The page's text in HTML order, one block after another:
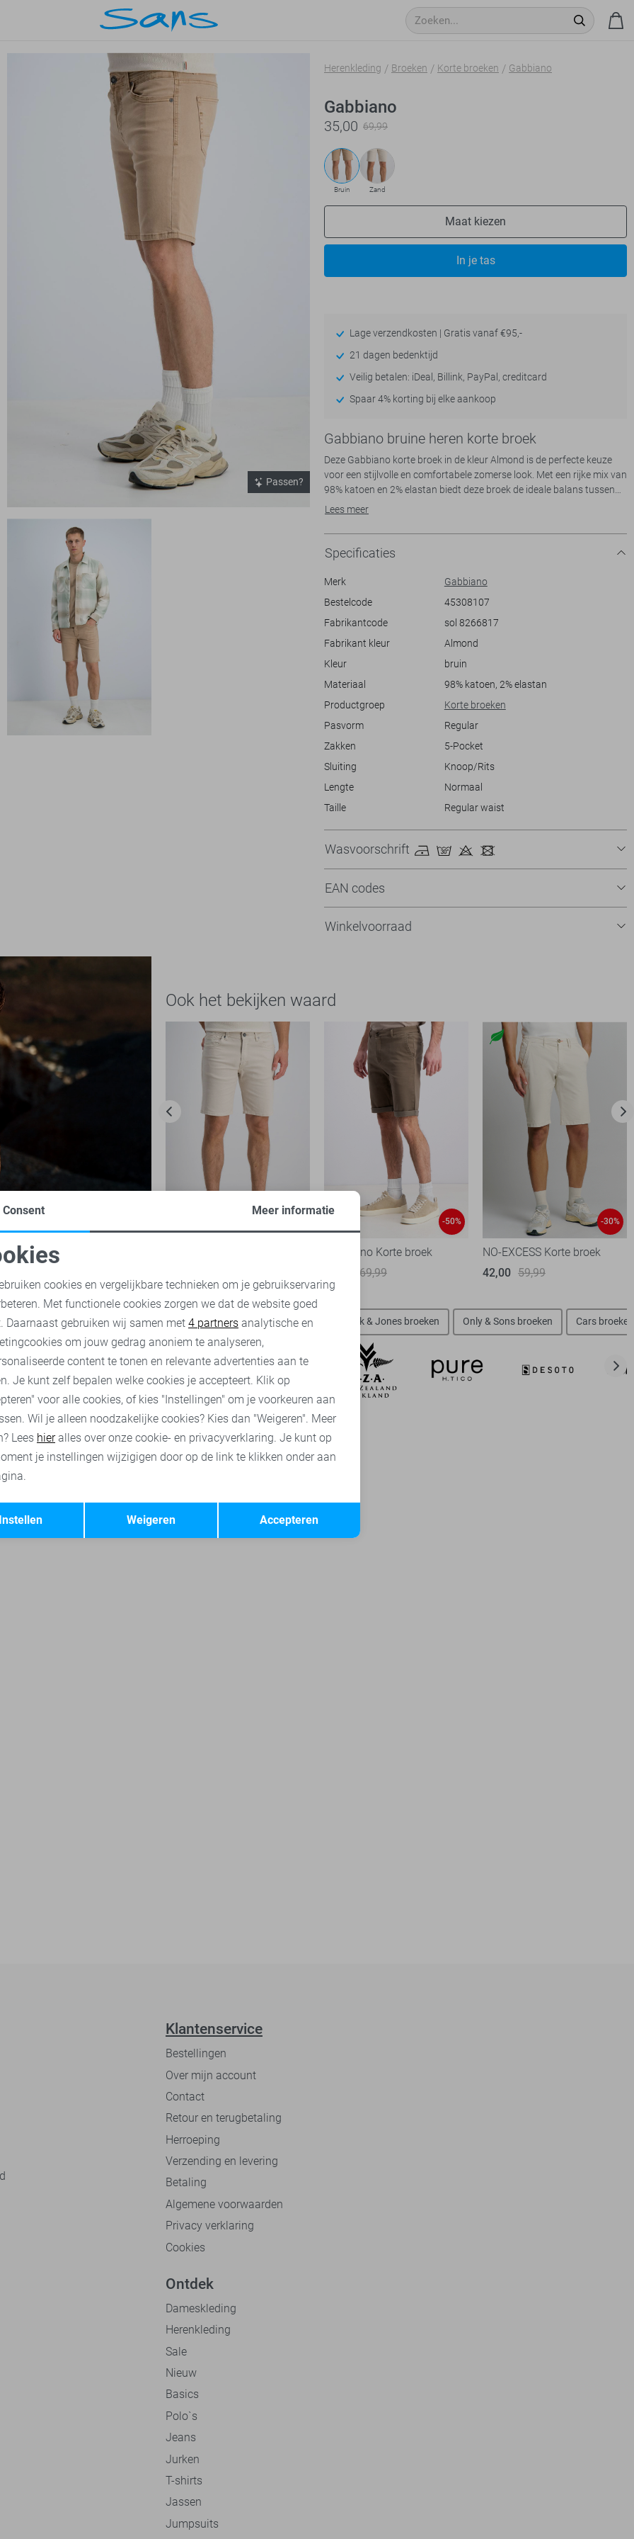
Passen?
Herenkleding Broeken Korte broeken Gabbiano
Gabbiano
35,00 69,99
Bruin Zand
Maat kiezen
In je tas
Lage verzendkosten | Gratis vanaf €95,-
21 dagen bedenktijd
Veilig betalen: iDeal, Billink, PayPal, creditcard
Spaar 4% korting bij elke aankoop
Gabbiano bruine heren korte broek
Deze Gabbiano korte broek in de kleur Almond is de perfecte keuze
voor een stijlvolle en comfortabele zomerse look. Met een rijke mix van
98% katoen en 2% elastan biedt deze broek de ideale balans tussen
comfort en flexibiliteit. De regular fit en regular waist zorgen ervoor
pocketstijl geeft het een klassieke uitstraling en biedt voldoende
ruimte voor je essentials. Met een knoop- en ritssluiting is deze broek
praktisch en gemakkelijk te dragen.
De moderne urban stijl van deze korte broek maakt het veelzijdig
het strand gaat of een barbecue in de tuin hebt, deze broek is een
uitstekende match. Combineer hem met een casual T-shirt of een
lichte blouse voor een complete look. De subtiele almond kleur is
altijd een frisse en eigentijdse outfit hebt.
Lees meer
Specificaties
Merk
Gabbiano
Bestelcode
45308107
Fabrikantcode
sol 8266817
Fabrikant kleur
Almond
Kleur
bruin
Materiaal
98% katoen, 2% elastan
Productgroep
Korte broeken
Pasvorm
Regular
Zakken
5-Pocket
Sluiting
Knoop/Rits
Lengte
Normaal
Taille
Regular waist
Wasvoorschrift
EAN codes
Winkelvoorraad
Ook het bekijken waard
-50%
Gabbiano Korte broek
69,99
-30%
NO-EXCESS Korte broek
42,00 59,99
Gabbiano polo`s Gabbiano broeken Gabbiano korte broeken Jack & Jones broeken Only & Sons broeken Cars broeken
Klantenservice
Bestellingen
Over mijn account
Contact
Retour en terugbetaling
Herroeping
Verzending en levering
Betaling
Algemene voorwaarden
Privacy verklaring
Cookies
Ontdek
Dameskleding
Herenkleding
Sale
Nieuw
Basics
Polo`s
Jeans
Jurken
T-shirts
Jassen
Jumpsuits
cookies
cookies Marketing cookies
Terug Opslaan
Consent Meer informatie
cookies en vergelijkbare technieken om je gebruikservaring
Met functionele cookies zorgen we dat de website goed
Daarnaast gebruiken wij samen met 4 partners analytische en
om jouw gedrag anoniem te analyseren,
content te tonen en relevante advertenties aan te
Je kunt zelf bepalen welke cookies je accepteert. Klik op
voor alle cookies, of kies "Instellingen" om je voorkeuren aan
Wil je alleen noodzakelijke cookies? Kies dan "Weigeren". Meer
Lees hieralles over onze cookie- en privacyverklaring. Je kunt op
je instellingen wijzigigen door op de link te klikken onder aan
Accepteren
Weigeren